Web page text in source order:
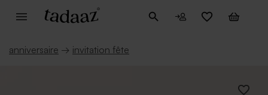
anniversaire → invitation fête